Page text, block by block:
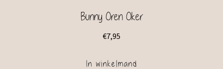
Bunny Oren Oker
€7,95
In winkelmand